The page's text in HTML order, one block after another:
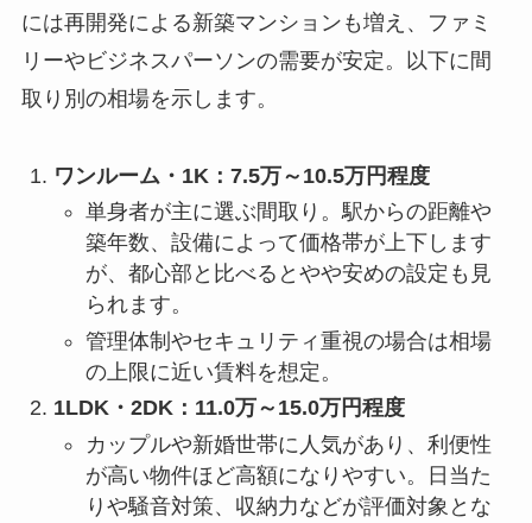
には再開発による新築マンションも増え、ファミ
リーやビジネスパーソンの需要が安定。以下に間
取り別の相場を示します。
ワンルーム・1K：7.5万～10.5万円程度
単身者が主に選ぶ間取り。駅からの距離や
築年数、設備によって価格帯が上下します
が、都心部と比べるとやや安めの設定も見
られます。
管理体制やセキュリティ重視の場合は相場
の上限に近い賃料を想定。
1LDK・2DK：11.0万～15.0万円程度
カップルや新婚世帯に人気があり、利便性
が高い物件ほど高額になりやすい。日当た
りや騒音対策、収納力などが評価対象とな